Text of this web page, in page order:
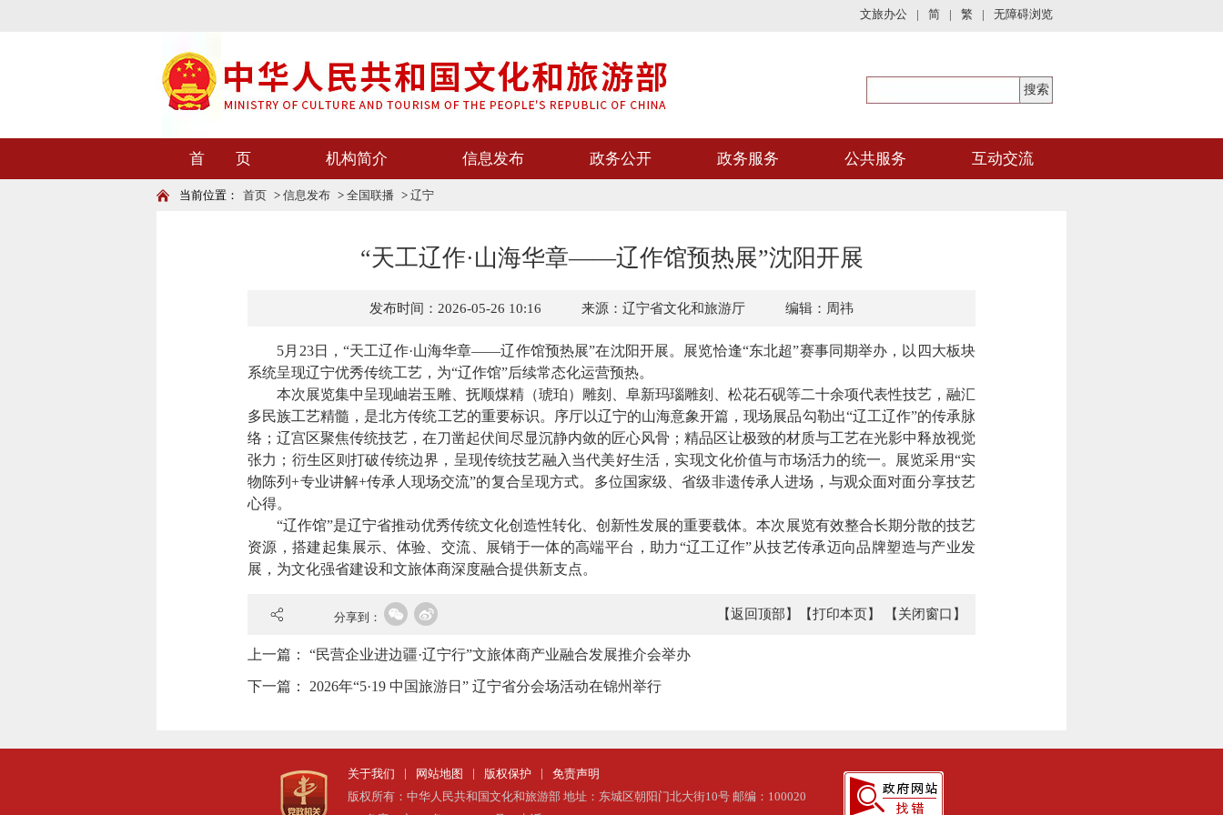
文旅办公 | 简 | 繁 | 无障碍浏览
首 页 机构简介 信息发布 政务公开 政务服务 公共服务 互动交流
当前位置： 首页 > 信息发布 > 全国联播 > 辽宁
“天工辽作·山海华章——辽作馆预热展”沈阳开展
发布时间：2026-05-26 10:16 来源：辽宁省文化和旅游厅 编辑：周祎
5月23日，“天工辽作·山海华章——辽作馆预热展”在沈阳开展。展览恰逢“东北超”赛事同期举办，以四大板块
系统呈现辽宁优秀传统工艺，为“辽作馆”后续常态化运营预热。
本次展览集中呈现岫岩玉雕、抚顺煤精（琥珀）雕刻、阜新玛瑙雕刻、松花石砚等二十余项代表性技艺，融汇
多民族工艺精髓，是北方传统工艺的重要标识。序厅以辽宁的山海意象开篇，现场展品勾勒出“辽工辽作”的传承脉
络；辽宫区聚焦传统技艺，在刀凿起伏间尽显沉静内敛的匠心风骨；精品区让极致的材质与工艺在光影中释放视觉
张力；衍生区则打破传统边界，呈现传统技艺融入当代美好生活，实现文化价值与市场活力的统一。展览采用“实
物陈列+专业讲解+传承人现场交流”的复合呈现方式。多位国家级、省级非遗传承人进场，与观众面对面分享技艺
心得。
“辽作馆”是辽宁省推动优秀传统文化创造性转化、创新性发展的重要载体。本次展览有效整合长期分散的技艺
资源，搭建起集展示、体验、交流、展销于一体的高端平台，助力“辽工辽作”从技艺传承迈向品牌塑造与产业发
展，为文化强省建设和文旅体商深度融合提供新支点。
分享到： 【返回顶部】 【打印本页】 【关闭窗口】
上一篇： “民营企业进边疆·辽宁行”文旅体商产业融合发展推介会举办
下一篇： 2026年“5·19 中国旅游日” 辽宁省分会场活动在锦州举行